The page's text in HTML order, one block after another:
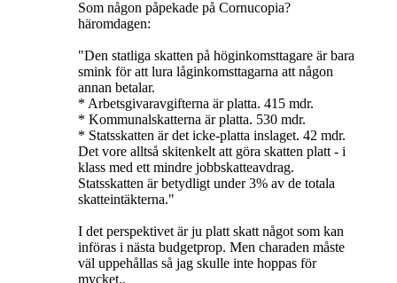
Som någon påpekade på Cornucopia?
häromdagen:
"Den statliga skatten på höginkomsttagare är bara
smink för att lura låginkomsttagarna att någon
annan betalar.
* Arbetsgivaravgifterna är platta. 415 mdr.
* Kommunalskatterna är platta. 530 mdr.
* Statsskatten är det icke-platta inslaget. 42 mdr.
Det vore alltså skitenkelt att göra skatten platt - i
klass med ett mindre jobbskatteavdrag.
Statsskatten är betydligt under 3% av de totala
skatteintäkterna."
I det perspektivet är ju platt skatt något som kan
införas i nästa budgetprop. Men charaden måste
väl uppehållas så jag skulle inte hoppas för
mycket..